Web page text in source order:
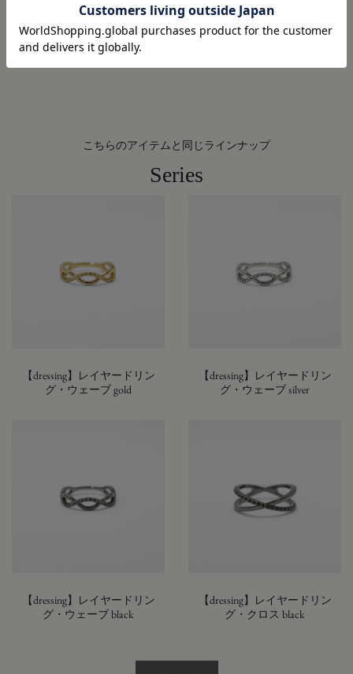
ご利用ガイド ( 配送・返品・交換について )
こちらのアイテムと同じラインナップ
Series
【dressing】レイヤードリン
グ・ウェーブ gold
【dressing】レイヤードリン
グ・ウェーブ silver
【dressing】レイヤードリン
グ・ウェーブ black
【dressing】レイヤードリン
グ・クロス black